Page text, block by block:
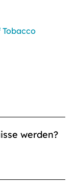
werden?